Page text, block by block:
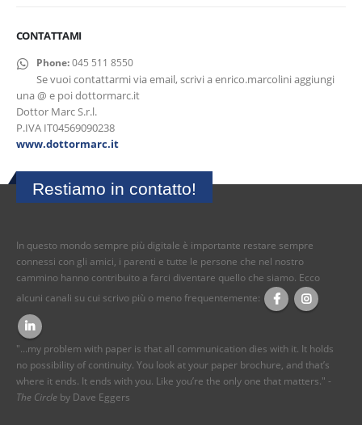
CONTATTAMI
Phone:045 511 8550
Se vuoi contattarmi via email, scrivi a enrico.marcolini aggiungi
una @ e poi dottormarc.it
Dottor Marc S.r.l.
P.IVA IT04569090238
www.dottormarc.it
Restiamo in contatto!
In questo mondo sempre più digitale è importante restare sempre
connessi con gli amici, i parenti e tutte le persone che nel nostro
cammino hanno contribuito a farci diventare quello che siamo. Ecco
alcuni canali su cui scrivo più o meno frequentemente:
"...my problem with paper is that all communication dies with it. It holds
no possibility of continuity. You look at your paper brochure, and that’s
where it ends. It ends with you. Like you’re the only one that matters." -
The Circle by Dave Eggers